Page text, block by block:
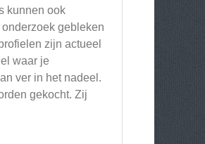
kunnen ook
gebleken
zijn actueel
waar je
ver in het nadeel.
gekocht. Zij